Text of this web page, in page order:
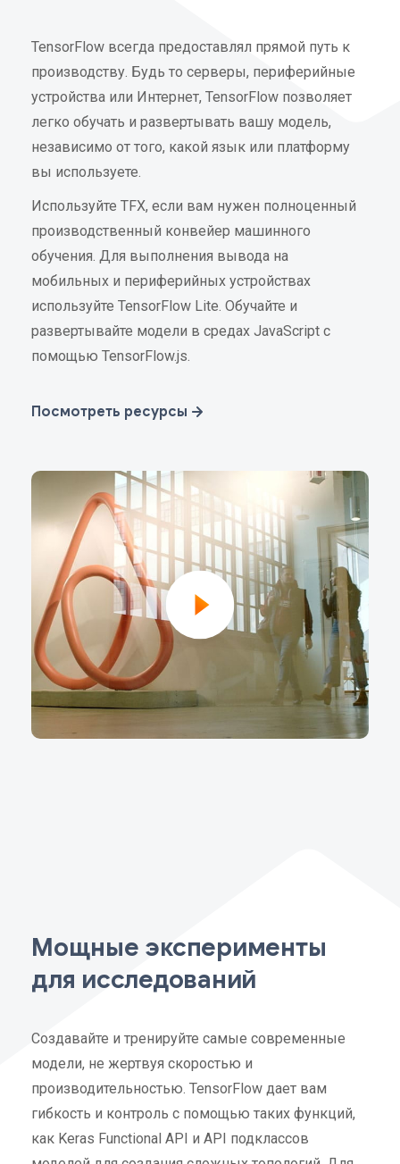
TensorFlow всегда предоставлял прямой путь к
производству. Будь то серверы, периферийные
устройства или Интернет, TensorFlow позволяет
легко обучать и развертывать вашу модель,
независимо от того, какой язык или платформу
вы используете.
Используйте TFX, если вам нужен полноценный
производственный конвейер машинного
обучения. Для выполнения вывода на
мобильных и периферийных устройствах
используйте TensorFlow Lite. Обучайте и
развертывайте модели в средах JavaScript с
помощью TensorFlow.js.
Посмотреть ресурсы
Мощные эксперименты
для исследований
Создавайте и тренируйте самые современные
модели, не жертвуя скоростью и
производительностью. TensorFlow дает вам
гибкость и контроль с помощью таких функций,
как Keras Functional API и API подклассов